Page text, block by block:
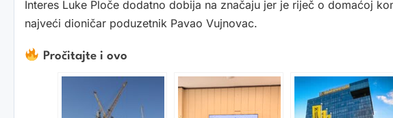
Interes Luke Ploče dodatno dobija na značaju jer je riječ o domaćoj
najveći dioničar poduzetnik Pavao Vujnovac.
Pročitajte i ovo